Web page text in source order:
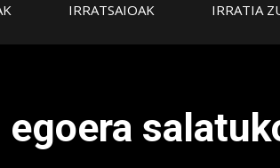
IRRATSAIOAK IRRATIA